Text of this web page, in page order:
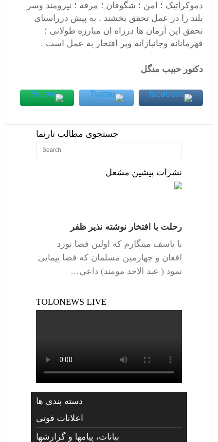
دموکراتیک ؛ امن ؛ شگوفان ؛ مرفه ؛ نیرومند وسر
بلند را در عمل تحقق بخشند . به پیش درراستای
تحقق این آرمان ها درراه ان مبارزه طولانی ؛
قهرمانانه وجانبازانه وپر افتخار به عمل است .
دکتور حبیب منگل
جستجوی مطالب تارنما
نشرات پیشین مشعل
رحلت با افتخار نوشته نذیر ظفر
با تاسف مینگارم که اولین فضا نورد
افغان و چهارمین مسلمان که فضا پیمایی
نمود ( عبد الاحد مومند) داعی…
TOLONEWS LIVE
دسته بندی ها
اعلانات فوتی
بیانات، پیامها و گزارشها